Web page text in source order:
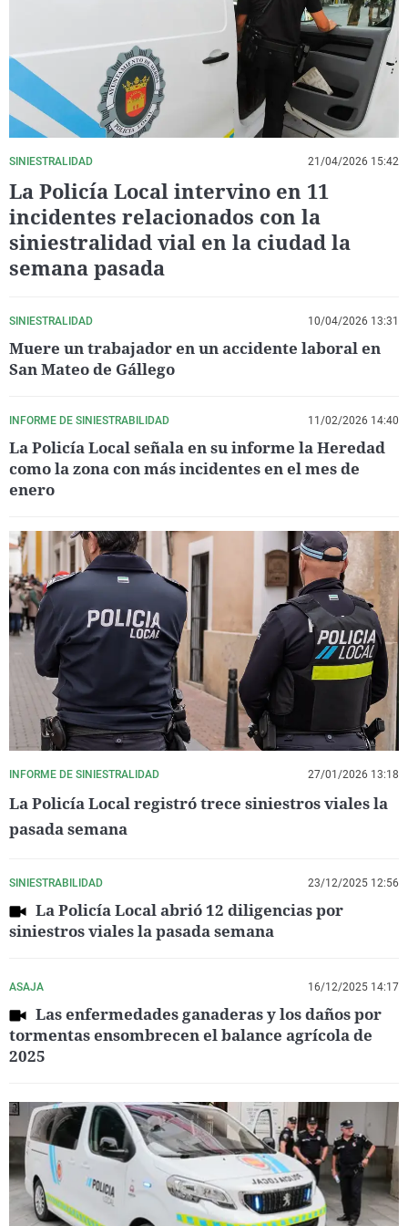
La rosa de los vientos
Gente viajera
Como el perro y el
Caso
Retornados
Equipo de
Operación Viuda
Extremadura
Galicia
La Rioja
Navarra
País Vasco
Virales
Televisión
Elecciones
SINIESTRALIDAD 21/04/2026 15:42
La Policía Local intervino en 11
incidentes relacionados con la
siniestralidad vial en la ciudad la
semana pasada
SINIESTRALIDAD 10/04/2026 13:31
Muere un trabajador en un accidente laboral en
San Mateo de Gállego
INFORME DE SINIESTRABILIDAD 11/02/2026 14:40
La Policía Local señala en su informe la Heredad
como la zona con más incidentes en el mes de
enero
INFORME DE SINIESTRALIDAD 27/01/2026 13:18
La Policía Local registró trece siniestros viales la
pasada semana
SINIESTRABILIDAD 23/12/2025 12:56
La Policía Local abrió 12 diligencias por
siniestros viales la pasada semana
ASAJA 16/12/2025 14:17
Las enfermedades ganaderas y los daños por
tormentas ensombrecen el balance agrícola de
2025